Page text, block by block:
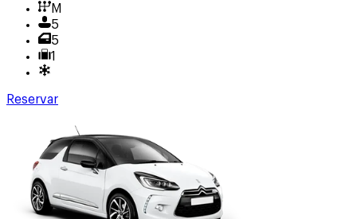
M
5
5
1
Reservar